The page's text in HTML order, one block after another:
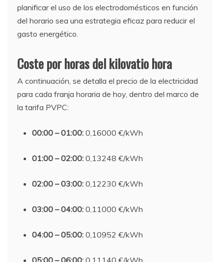
planificar el uso de los electrodomésticos en función
del horario sea una estrategia eficaz para reducir el
gasto energético.
Coste por horas del kilovatio hora
A continuación, se detalla el precio de la electricidad
para cada franja horaria de hoy, dentro del marco de
la tarifa PVPC:
00:00 – 01:00: 0,16000 €/kWh
01:00 – 02:00: 0,13248 €/kWh
02:00 – 03:00: 0,12230 €/kWh
03:00 – 04:00: 0,11000 €/kWh
04:00 – 05:00: 0,10952 €/kWh